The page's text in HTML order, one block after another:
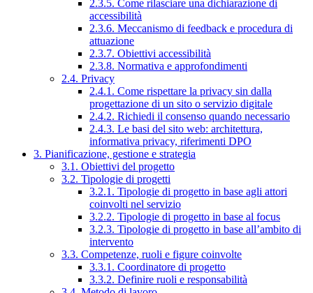
2.3.5. Come rilasciare una dichiarazione di
accessibilità
2.3.6. Meccanismo di feedback e procedura di
attuazione
2.3.7. Obiettivi accessibilità
2.3.8. Normativa e approfondimenti
2.4. Privacy
2.4.1. Come rispettare la privacy sin dalla
progettazione di un sito o servizio digitale
2.4.2. Richiedi il consenso quando necessario
2.4.3. Le basi del sito web: architettura,
informativa privacy, riferimenti DPO
3. Pianificazione, gestione e strategia
3.1. Obiettivi del progetto
3.2. Tipologie di progetti
3.2.1. Tipologie di progetto in base agli attori
coinvolti nel servizio
3.2.2. Tipologie di progetto in base al focus
3.2.3. Tipologie di progetto in base all’ambito di
intervento
3.3. Competenze, ruoli e figure coinvolte
3.3.1. Coordinatore di progetto
3.3.2. Definire ruoli e responsabilità